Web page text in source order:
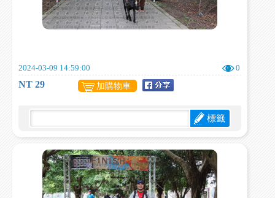
2024-03-09 14:59:00 0
NT 29 加購物車
標籤